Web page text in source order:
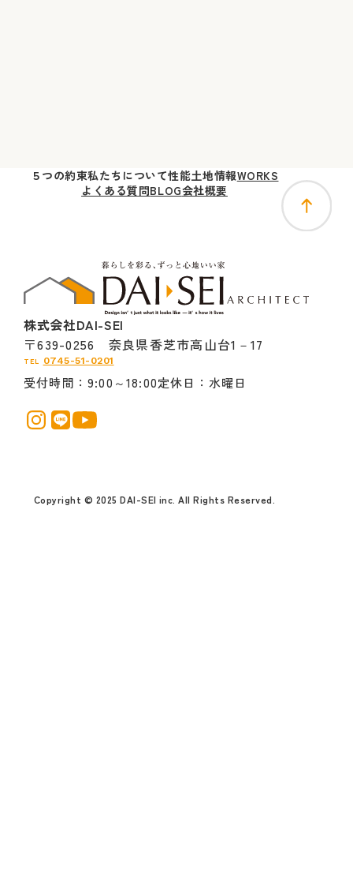
株式会社DAI-SEI
〒639-0256 奈良県香芝市高山台1－17
TEL 0745-51-0201
受付時間 9:00～18:00定休日 水曜日
５つの約束私たちについて性能土地情報WORKS
よくある質問BLOG会社概要
Copyright © 2025 DAI-SEI inc. All Rights Reserved.